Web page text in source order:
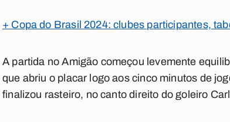
+ Copa do Brasil 2024: clubes participantes,
A partida no Amigão começou levemente
que abriu o placar logo aos cinco minutos de
finalizou rasteiro, no canto direito do goleiro